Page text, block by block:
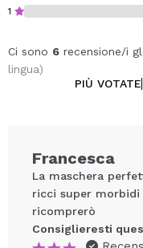
1
Ci sono 6 recensione/i
lingua)
PIÙ VOTATE
Francesca
La maschera
ricci super
ricomprerò
Consiglieresti